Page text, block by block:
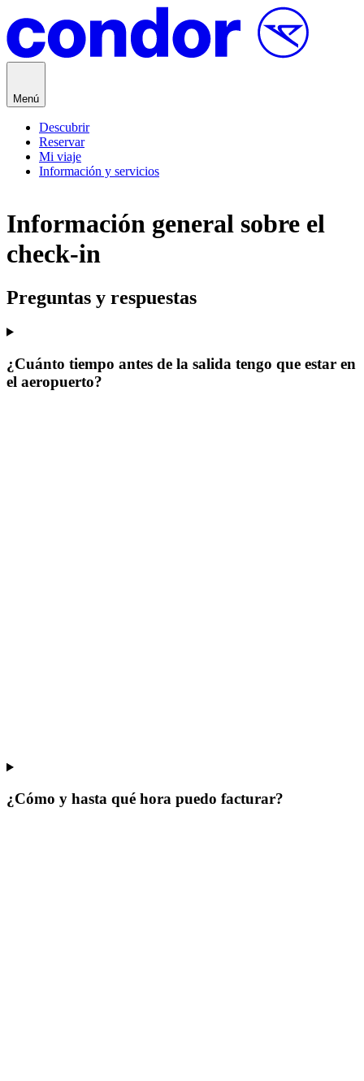
Menú
Descubrir
Reservar
Mi viaje
Información y servicios
Información general sobre el
check-in
Preguntas y respuestas
¿Cuánto tiempo antes de la salida tengo que estar en
el aeropuerto?
¿Cómo y hasta qué hora puedo facturar?